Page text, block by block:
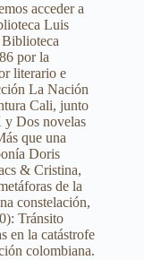
acceder a
Luis
por la
literario e
La Nación
Cali, junto
y Dos novelas
que una
Doris
& Cristina,
de la
constelación,
Tránsito
en la catástrofe
colombiana.